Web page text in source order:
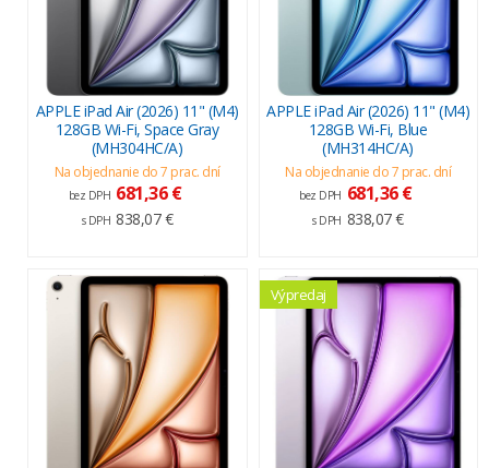
APPLE iPad Air (2026) 11" (M4)
128GB Wi-Fi, Space Gray
(MH304HC/A)
Na objednanie do 7 prac. dní
bez DPH 681,36 €
s DPH 838,07 €
APPLE iPad Air (2026) 11" (M4)
128GB Wi-Fi, Blue
(MH314HC/A)
Na objednanie do 7 prac. dní
bez DPH 681,36 €
s DPH 838,07 €
Výpredaj